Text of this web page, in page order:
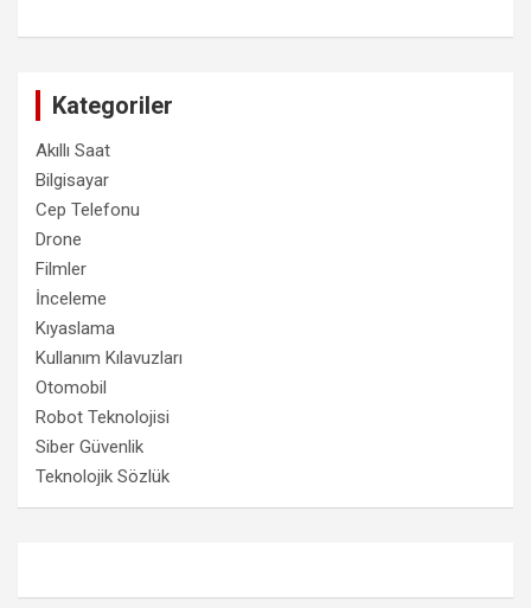
Kategoriler
Akıllı Saat
Bilgisayar
Cep Telefonu
Drone
Filmler
İnceleme
Kıyaslama
Kullanım Kılavuzları
Otomobil
Robot Teknolojisi
Siber Güvenlik
Teknolojik Sözlük